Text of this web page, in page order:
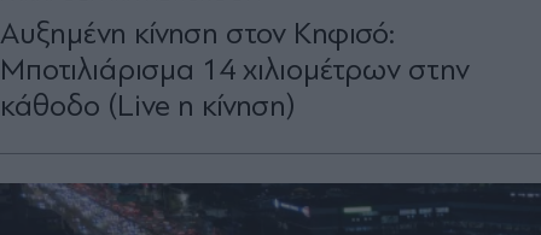
Αυξημένη κίνηση στον Κηφισό:
Μποτιλιάρισμα 14 χιλιομέτρων στην
κάθοδο (Live η κίνηση)